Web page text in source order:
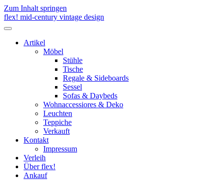
Zum Inhalt springen
flex! mid-century vintage design
Menü
umschalten
Artikel
Möbel
Stühle
Tische
Regale & Sideboards
Sessel
Sofas & Daybeds
Wohnaccessiores & Deko
Leuchten
Teppiche
Verkauft
Kontakt
Impressum
Verleih
Über flex!
Ankauf